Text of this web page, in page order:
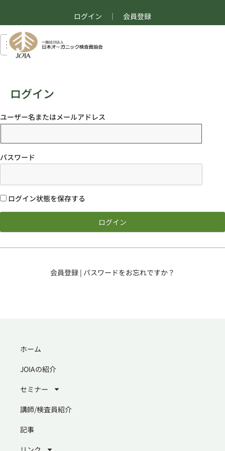
ログイン ｜ 会員登録
ログイン
ユーザー名またはメールアドレス
パスワード
ログイン状態を保存する
会員登録 | パスワードをお忘れですか？
ホーム
JOIAの紹介
セミナー
講師/検査員紹介
記事